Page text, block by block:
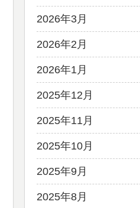
2026年3月
2026年2月
2026年1月
2025年12月
2025年11月
2025年10月
2025年9月
2025年8月